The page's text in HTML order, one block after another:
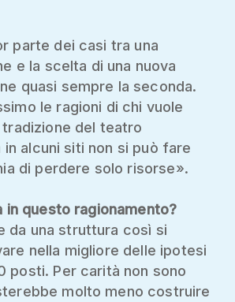
parte dei casi tra una
e la scelta di una nuova
quasi sempre la seconda.
le ragioni di chi vuole
del teatro
in alcuni siti non si può fare
di perdere solo risorse».
in questo ragionamento?
da una struttura così si
nella migliore delle ipotesi
posti. Per carità non sono
molto meno costruire